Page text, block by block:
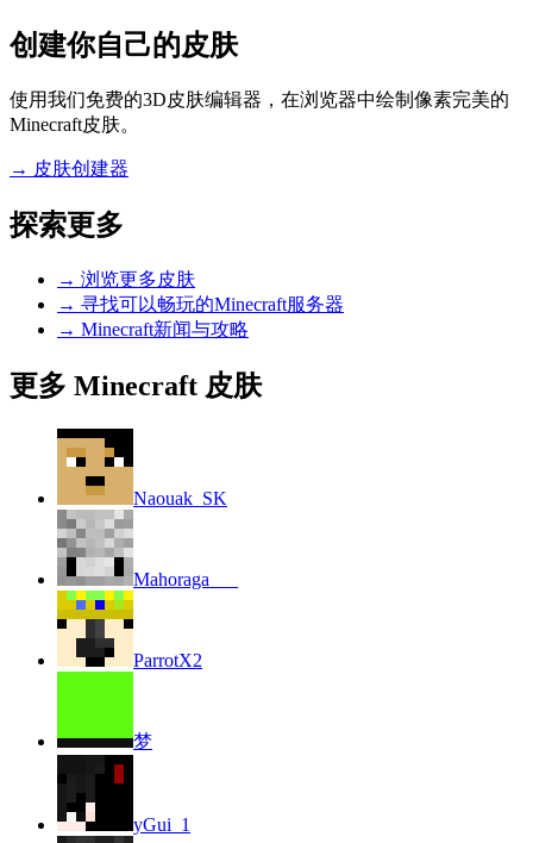
创建你自己的皮肤
使用我们免费的3D皮肤编辑器，在浏览器中绘制像素完美的
Minecraft皮肤。
→ 皮肤创建器
探索更多
→ 浏览更多皮肤
→ 寻找可以畅玩的Minecraft服务器
→ Minecraft新闻与攻略
更多 Minecraft 皮肤
Naouak_SK
Mahoraga___
ParrotX2
梦
yGui_1